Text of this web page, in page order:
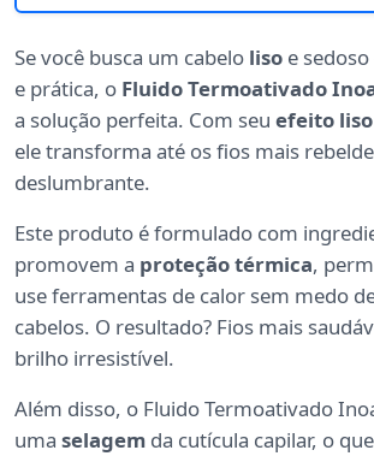
Se você busca um cabelo liso e
e prática, o Fluido Termoativado
a solução perfeita. Com seu efeito
ele transforma até os fios mais
deslumbrante.
Este produto é formulado com
promovem a proteção térmica,
use ferramentas de calor sem medo
cabelos. O resultado? Fios mais
brilho irresistível.
Além disso, o Fluido Termoativado
uma selagem da cutícula capilar, o